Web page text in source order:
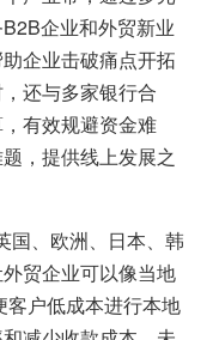
企业和外贸新业
企业击破痛点开拓
还与多家银行合
有效规避资金难
，提供线上发展之
国、欧洲、日本、韩
贸企业可以像当地
户低成本进行本地